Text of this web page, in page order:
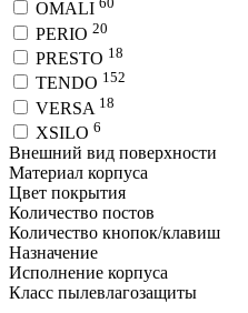
OMALI
PERIO 20
PRESTO 18
TENDO 152
VERSA 18
XSILO 6
Внешний вид поверхности
Материал корпуса
Цвет покрытия
Количество постов
Количество кнопок/клавиш
Назначение
Исполнение корпуса
Класс пылевлагозащиты